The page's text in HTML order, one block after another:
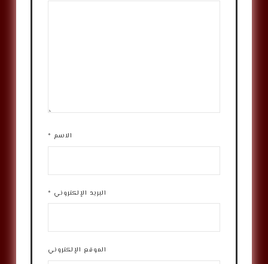
الاسم *
البريد الإلكتروني *
الموقع الإلكتروني